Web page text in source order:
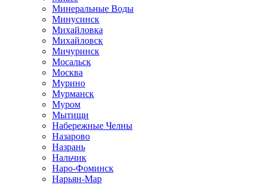
Минеральные Воды
Минусинск
Михайловка
Михайловск
Мичуринск
Мосальск
Москва
Мурино
Мурманск
Муром
Мытищи
Набережные Челны
Назарово
Назрань
Нальчик
Наро-Фоминск
Нарьян-Мар